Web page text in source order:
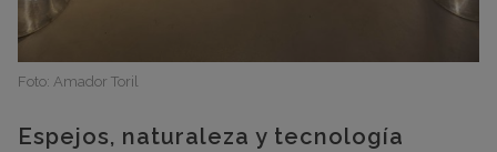
Foto: Amador Toril
Espejos, naturaleza y tecnología